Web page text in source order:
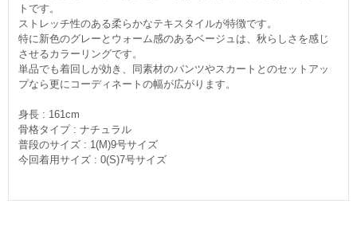
トです。
ストレッチ性のある柔らかなテキスタイルが特徴です。
特に新色のグレーとウォーム感のあるベージュは、秋らしさを感じ
させるカラーリングです。
単品でも着回しが効き、同素材のパンツやスカートとのセットアッ
プなら更にコーディネートの幅が広がります。
身長 : 161cm
骨格タイプ : ナチュラル
普段のサイズ : 1(M)9号サイズ
今回着用サイズ : 0(S)7号サイズ